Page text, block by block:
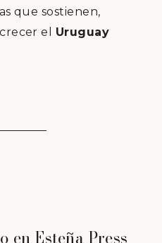
que sostienen,
el Uruguay
en Esteña Press